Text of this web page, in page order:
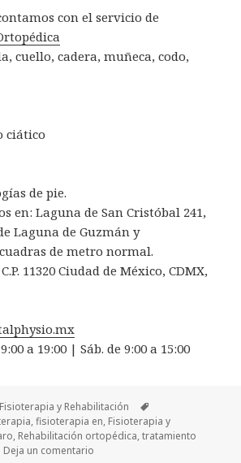
con el servicio de
cuello, cadera, muñeca, codo,
ciático
de pie.
en: Laguna de San Cristóbal 241,
Laguna de Guzmán y
de metro normal.
11320 Ciudad de México, CDMX,
a 19:00 | Sáb. de 9:00 a 15:00
Categorías
Fisioterapia y Rehabilitación
,fisioterapia en, Fisioterapia y
, Rehabilitación ortopédica,tratamiento
Deja un comentario